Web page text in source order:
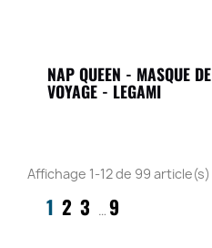
NAP QUEEN - MASQUE DE
VOYAGE - LEGAMI
Affichage 1-12 de 99 article(s)
1 2 3 … 9